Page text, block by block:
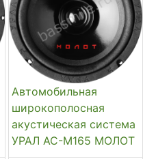
Автомобильная
широкополосная
акустическая система
УРАЛ АС-М165 МОЛОТ